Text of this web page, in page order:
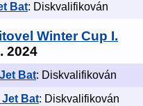
Bat: Diskvalifikován
Winter Cup I.
2024
Bat: Diskvalifikován
Bat: Diskvalifikován